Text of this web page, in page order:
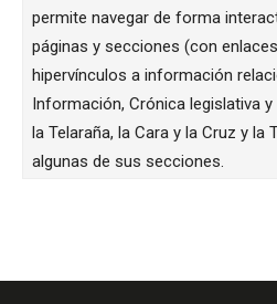
permite navegar de forma
páginas y secciones (con
hipervínculos a información
Información, Crónica legislativa
la Telaraña, la Cara y la Cruz y la
algunas de sus secciones.